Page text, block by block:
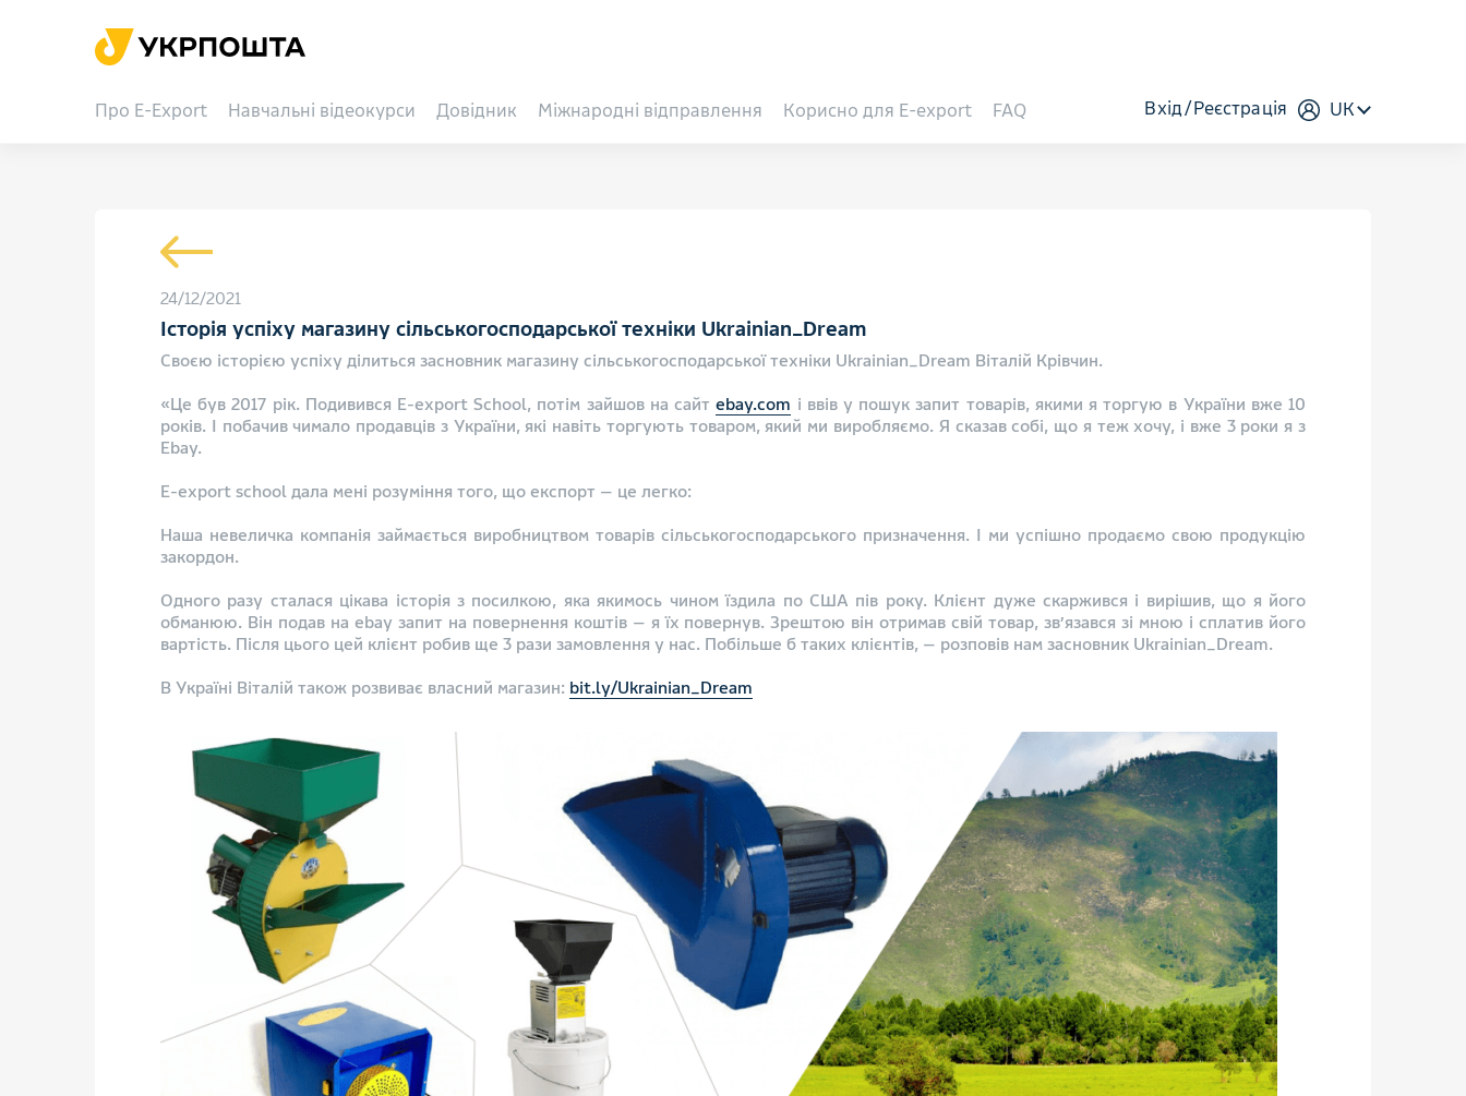
Про E-Export Навчальні відеокурси Довідник Міжнародні відправлення Корисно для E-export FAQ Вхід Реєстрація UK
24/12/2021
Історія успіху магазину сільськогосподарської техніки Ukrainian_Dream
Своєю історією успіху ділиться засновник магазину сільськогосподарської техніки Ukrainian_Dream Віталій Крівчин.​
«Це був 2017 рік. Подивився E-export School, потім зайшов на сайтebay.com і ввів у пошук запит товарів, якими я торгую в України вже 10
років. І побачив чимало продавців з України, які навіть торгують товаром, який ми виробляємо. Я сказав собі, що я теж хочу, і вже 3 роки я з
Ebay.​
E-export school дала мені розуміння того, що експорт — це легко: ​
Наша невеличка компанія займається виробництвом товарів сільськогосподарського призначення. І ми успішно продаємо свою продукцію
закордон.​
Одного разу сталася цікава історія з посилкою, яка якимось чином їздила по США пів року. Клієнт дуже скаржився і вирішив, що я його
обманюю. Він подав на ebay запит на повернення коштів — я їх повернув. Зрештою він отримав свій товар, зв’язався зі мною і сплатив його
вартість. Після цього цей клієнт робив ще 3 рази замовлення у нас. Побільше б таких клієнтів, — розповів нам засновник Ukrainian_Dream.​
В Україні Віталій також розвиває власний магазин: bit.ly/Ukrainian_Dream